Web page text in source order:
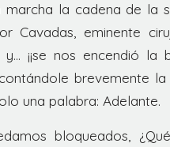
la cadena de la
Cavadas, eminente
¡¡se nos encendió la
brevemente
una palabra: Adelante.
bloqueados,